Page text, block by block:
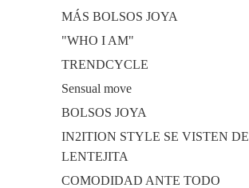
MÁS BOLSOS JOYA
"WHO I AM"
TRENDCYCLE
Sensual move
BOLSOS JOYA
IN2ITION STYLE SE VISTEN DE
LENTEJITA
COMODIDAD ANTE TODO